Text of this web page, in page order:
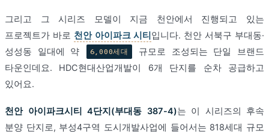
그리고 그 시리즈 모델이 지금 천안에서 진행되고 있는
프로젝트가 바로 천안 아이파크 시티입니다. 천안 서북구 부대동·
성성동 일대에 약
6,000세대
규모로 조성되는 단일 브랜드
타운인데요. HDC현대산업개발이 6개 단지를 순차 공급하고
있어요.
천안 아이파크시티 4단지(부대동 387-4)는 이 시리즈의 후속
분양 단지로, 부성4구역 도시개발사업에 들어서는 818세대 규모